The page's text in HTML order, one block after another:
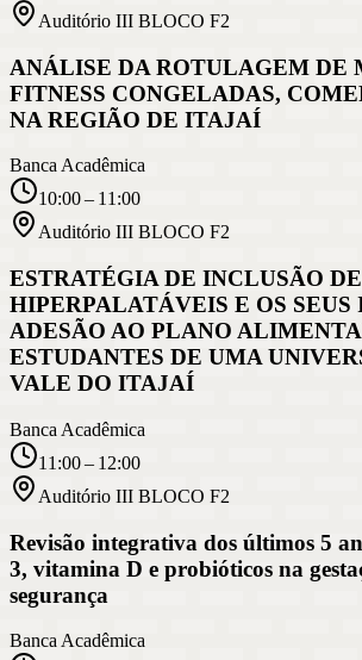
Auditório III BLOCO F2
ANÁLISE DA ROTULAGEM DE
FITNESS CONGELADAS,
NA REGIÃO DE ITAJAÍ
Banca Acadêmica
10:00 – 11:00
Auditório III BLOCO F2
ESTRATÉGIA DE INCLUSÃO
HIPERPALATÁVEIS E OS SEUS
ADESÃO AO PLANO
ESTUDANTES DE UMA
VALE DO ITAJAÍ
Banca Acadêmica
11:00 – 12:00
Auditório III BLOCO F2
Revisão integrativa dos últimos 5
3, vitamina D e probióticos na
segurança
Banca Acadêmica